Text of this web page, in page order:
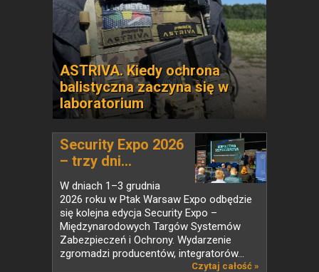
ASTRIVA. Kiedy ochrona
balistyczna zaczyna się w
laboratorium
Security Expo 2026
– trzy dni...
W dniach 1–3 grudnia
2026 roku w Ptak Warsaw Expo odbędzie
się kolejna edycja Security Expo –
Międzynarodowych Targów Systemów
Zabezpieczeń i Ochrony. Wydarzenie
zgromadzi producentów, integratorów...
Czytaj całość »